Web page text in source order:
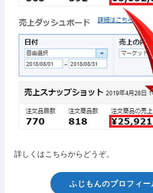
詳しくはこちらからどうぞ。
ふじもんのプロフィー